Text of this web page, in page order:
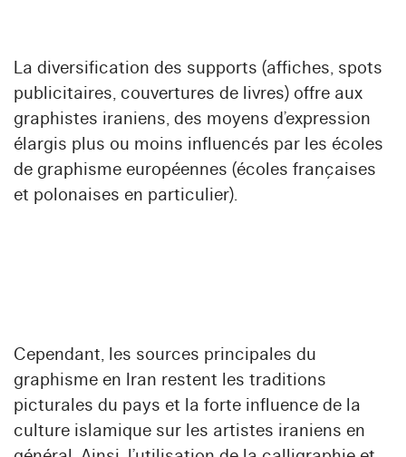
La diversification des supports (affiches, spots
publicitaires, couvertures de livres) offre aux
graphistes iraniens, des moyens d’expression
élargis plus ou moins influencés par les écoles
de graphisme européennes (écoles françaises
et polonaises en particulier).
Cependant, les sources principales du
graphisme en Iran restent les traditions
picturales du pays et la forte influence de la
culture islamique sur les artistes iraniens en